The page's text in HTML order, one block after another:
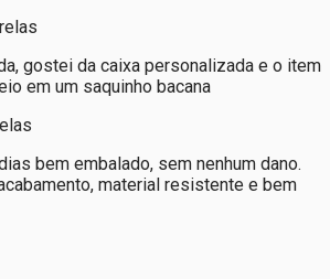
gostei da caixa personalizada e o item
em um saquinho bacana
bem embalado, sem nenhum dano.
material resistente e bem